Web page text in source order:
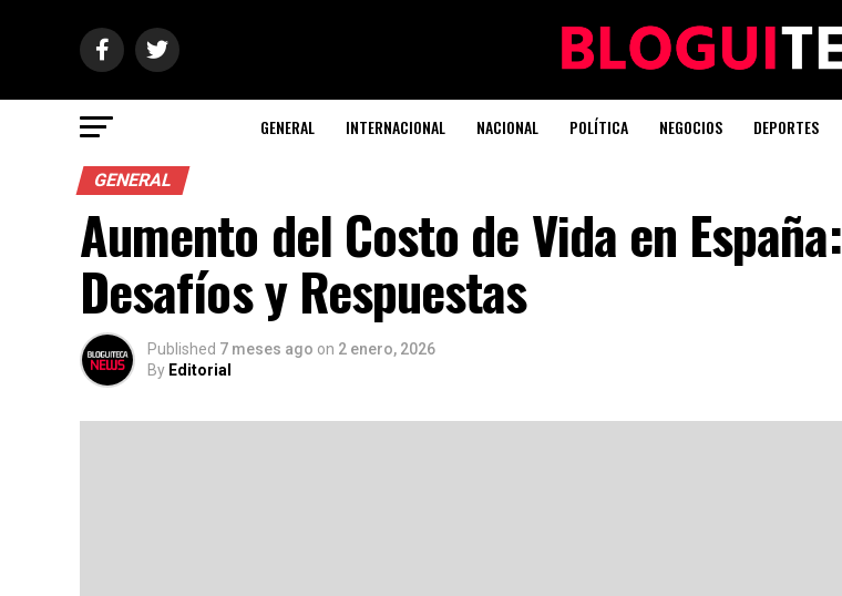
GENERAL INTERNACIONAL NACIONAL POLÍTICA NEGOCIOS DEPORTES
GENERAL
Aumento del Costo de Vida en España:
Desafíos y Respuestas
Published 7 meses ago on 2 enero, 2026
By Editorial